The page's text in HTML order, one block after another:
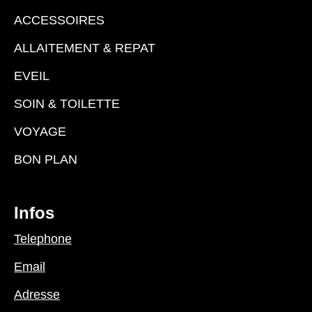
ACCESSOIRES
ALLAITEMENT & REPAT
EVEIL
SOIN & TOILETTE
VOYAGE
BON PLAN
Infos
Telephone
Email
Adresse